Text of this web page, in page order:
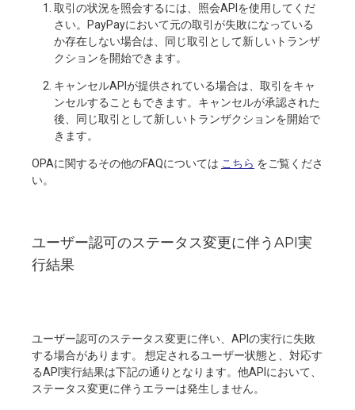
取引の状況を照会するには、照会APIを使用してくだ
さい。PayPayにおいて元の取引が失敗になっている
か存在しない場合は、同じ取引として新しいトランザ
クションを開始できます。
キャンセルAPIが提供されている場合は、取引をキャ
ンセルすることもできます。キャンセルが承認された
後、同じ取引として新しいトランザクションを開始で
きます。
OPAに関するその他のFAQについては こちら をご覧くださ
い。
ユーザー認可のステータス変更に伴うAPI実
行結果
ユーザー認可のステータス変更に伴い、APIの実行に失敗
する場合があります。 想定されるユーザー状態と、対応す
るAPI実行結果は下記の通りとなります。他APIにおいて、
ステータス変更に伴うエラーは発生しません。